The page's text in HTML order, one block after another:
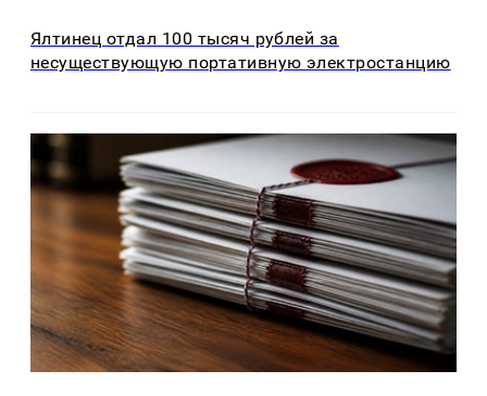
Ялтинец отдал 100 тысяч рублей за
несуществующую портативную электростанцию